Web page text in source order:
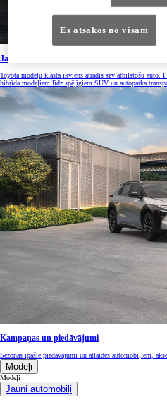
Jauni automobiļi
Toyota modeļu klāstā ikviens atradīs sev atbilstošu auto.
hibrīda modeļiem līdz spējīgiem SUV un autoparka
Kampaņas un piedāvājumi
Sezonas īpašie piedāvājumi un atlaides automobiļiem,
Modeļi
Modeļi
Jauni automobiļi
Es atsakos no visām